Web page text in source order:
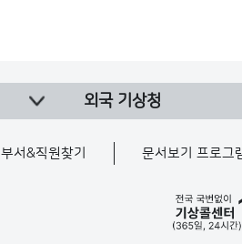
외국 기상청
부서&직원찾기 문서보기 프로그